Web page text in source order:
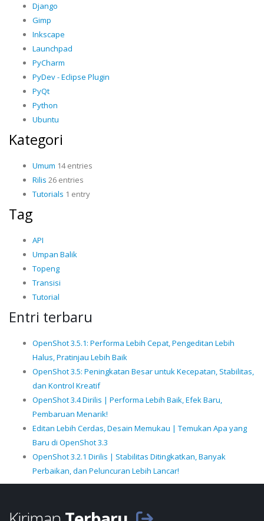
Django
Gimp
Inkscape
Launchpad
PyCharm
PyDev - Eclipse Plugin
PyQt
Python
Ubuntu
Kategori
Umum 14 entries
Rilis 26 entries
Tutorials 1 entry
Tag
API
Umpan Balik
Topeng
Transisi
Tutorial
Entri terbaru
OpenShot 3.5.1: Performa Lebih Cepat, Pengeditan Lebih
Halus, Pratinjau Lebih Baik
OpenShot 3.5: Peningkatan Besar untuk Kecepatan, Stabilitas,
dan Kontrol Kreatif
OpenShot 3.4 Dirilis | Performa Lebih Baik, Efek Baru,
Pembaruan Menarik!
Editan Lebih Cerdas, Desain Memukau | Temukan Apa yang
Baru di OpenShot 3.3
OpenShot 3.2.1 Dirilis | Stabilitas Ditingkatkan, Banyak
Perbaikan, dan Peluncuran Lebih Lancar!